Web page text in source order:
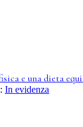
e una dieta
In evidenza